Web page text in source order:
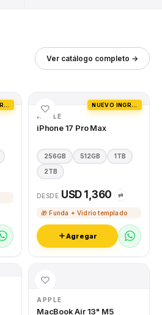
Ver catálogo completo →
APPLE
iPhone 17 Pro Max
256GB 512GB 1TB
2TB
DESDE USD 1,360 ⇄
🎁 Funda + Vidrio templado
Agregar
APPLE
MacBook Air 13" M5